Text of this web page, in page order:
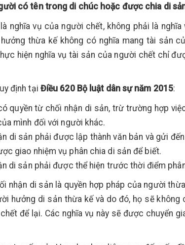
có tên trong di chúc hoặc được chia di
nghĩa vụ của người chết, không phải là
thừa kế không có nghĩa mang tài sản
hiện nghĩa vụ tài sản của người chết chỉ
định tại Điều 620 Bộ luật dân sự năm 2015:
quyền từ chối nhận di sản, trừ trường hợp
mình đối với người khác.
di sản phải được lập thành văn bản và gửi
giao nhiệm vụ phân chia di sản để biết.
di sản phải được thể hiện trước thời điểm
nhận di sản là quyền hợp pháp của người
hưởng di sản thừa kế và do đó, họ sẽ
để lại. Các nghĩa vụ này sẽ được chuyển